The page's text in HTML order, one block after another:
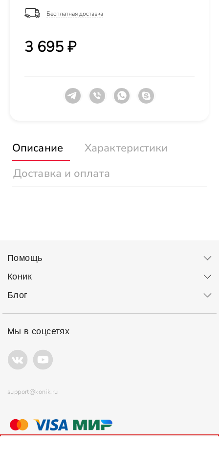
Бесплатная доставка
3 695 ₽
Описание
Характеристики
Доставка и оплата
Помощь
Коник
Блог
Мы в соцсетях
support@konik.ru